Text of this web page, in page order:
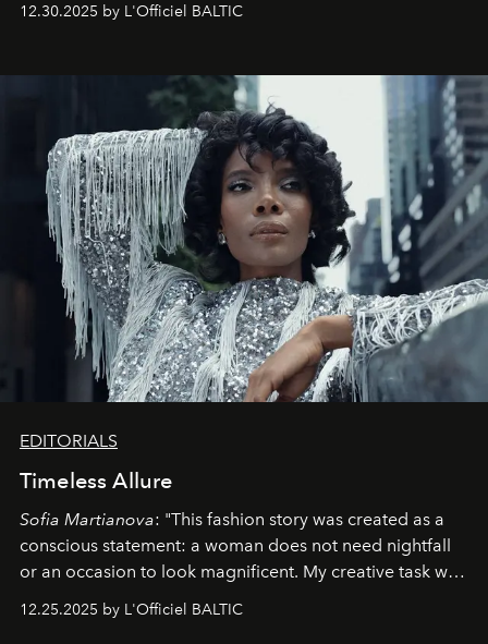
achievements.
12.30.2025 by L'Officiel BALTIC
EDITORIALS
Timeless Allure
Sofia Martianova: "This fashion story was created as a
conscious statement: a woman does not need nightfall
or an occasion to look magnificent. My creative task was
that lives freely, confidently, and without permission. I
12.25.2025 by L'Officiel BALTIC